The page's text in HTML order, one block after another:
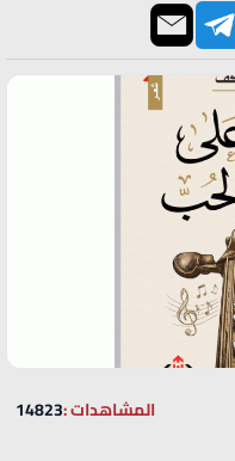
المشاهدات :14823